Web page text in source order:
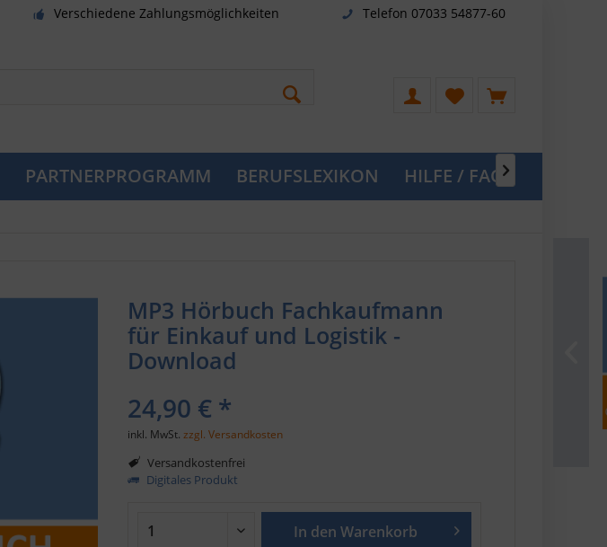
Verschiedene Zahlungsmöglichkeiten Telefon 07033 54877-60
PARTNERPROGRAMM BERUFSLEXIKON HILFE / FAQ
MP3 Hörbuch Fachkaufmann
für Einkauf und Logistik -
Download
24,90 € *
inkl. MwSt.zzgl. Versandkosten
Versandkostenfrei
Digitales Produkt
In den Warenkorb